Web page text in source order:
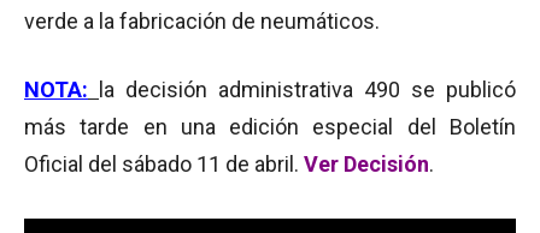
verde a la fabricación de neumáticos.
NOTA:
la decisión administrativa 490 se publicó
más tarde en una edición especial del Boletín
Oficial del sábado 11 de abril. Ver Decisión.